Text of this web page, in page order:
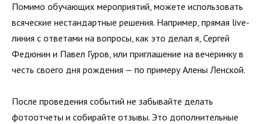
Помимо обучающих мероприятий, можете использовать
вся­ческие нестандартные решения. Например, прямая live-
линия с ответами на вопросы, как это делал я, Сергей
Федюнин и Павел Гуров, или приглашение на вечеринку в
честь своего дня рождения — по примеру Алены Ленской.
После проведения событий не забывайте делать
фотоотчеты и собирайте отзывы. Это дополнительные